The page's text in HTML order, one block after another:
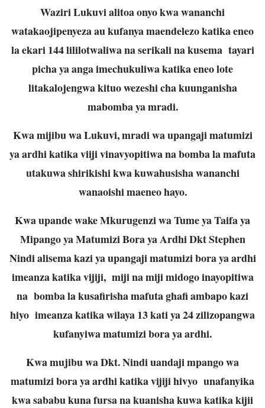
Waziri Lukuvi alitoa onyo kwa wananchi
watakaojipenyeza au kufanya maendelezo katika eneo
la ekari 144 lililotwaliwa na serikali na kusema tayari
picha ya anga imechukuliwa katika eneo lote
litakalojengwa kituo wezeshi cha kuunganisha
mabomba ya mradi.
Kwa mijibu wa Lukuvi, mradi wa upangaji matumizi
ya ardhi katika viiji vinavyopitiwa na bomba la mafuta
utakuwa shirikishi kwa kuwahusisha wananchi
wanaoishi maeneo hayo.
Kwa upande wake Mkurugenzi wa Tume ya Taifa ya
Mipango ya Matumizi Bora ya Ardhi Dkt Stephen
Nindi alisema kazi ya upangaji matumizi bora ya ardhi
imeanza katika vijiji, miji na miji midogo inayopitiwa
na bomba la kusafirisha mafuta ghafi ambapo kazi
hiyo imeanza katika wilaya 13 kati ya 24 zilizopangwa
kufanyiwa matumizi bora ya ardhi.
Kwa mujibu wa Dkt. Nindi uandaji mpango wa
matumizi bora ya ardhi katika vijiji hivyo unafanyika
kwa sababu kuna fursa na kuanisha kuwa katika kijii